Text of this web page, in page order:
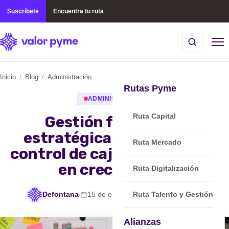
Suscríbete Encuentra tu ruta
Rutas Pyme
Ruta Capital
Ruta Mercado
Ruta Digitalización
Ruta Talento y Gestión
Alianzas
Inicio / Blog / Administración
ADMINISTRACIÓN
Gestión financiera
estratégica: más allá del
control de caja en empresas
en crecimiento
Defontana 15 de enero, 2026 min de lectura